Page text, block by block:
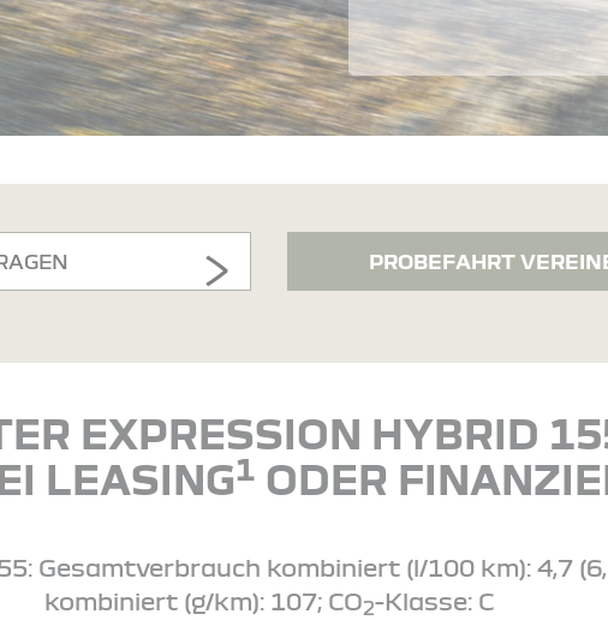
PROBEFAHRT
EXPRESSION HYBRID
LEASING1 ODER
Gesamtverbrauch kombiniert (l/100 km): 4,7
kombiniert (g/km): 107; CO2-Klasse: C